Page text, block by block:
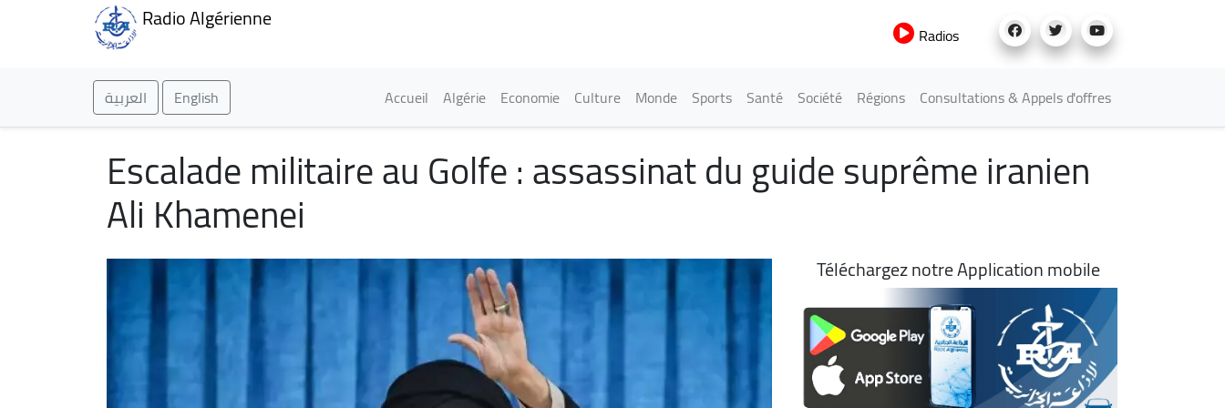
Radio Algérienne
Radios
العربية English Main navigation
Accueil Algérie Economie Culture Monde Sports Santé Société Régions Consultations & Appels d'offres
Escalade militaire au Golfe : assassinat du guide suprême iranien
Ali Khamenei
Téléchargez notre Application mobile